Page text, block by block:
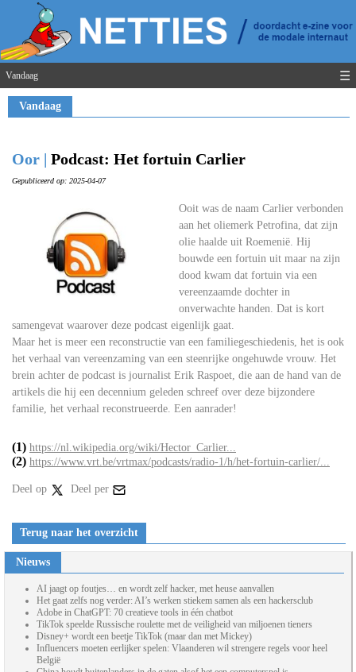
Vandaag ☰
Vandaag
Oor | Podcast: Het fortuin Carlier
Gepubliceerd op: 2025-04-07
Ooit was de naam Carlier verbonden
aan het oliemerk Petrofina, dat zijn
olie haalde uit Roemenië. Hij
bouwde een fortuin uit maar na zijn
dood kwam dat fortuin via een
vereenzaamde dochter in
onverwachte handen. Dat is kort
samengevat waarover deze podcast eigenlijk gaat.
Maar het is meer een reconstructie van een familiegeschiedenis, het is ook
het verhaal van vereenzaming van een steenrijke ongehuwde vrouw. Het
brein achter de podcast is journalist Erik Raspoet, die aan de hand van de
artikels die hij een decennium geleden schreef over deze bijzondere
familie, het verhaal reconstrueerde. Een aanrader!
(1) https://nl.wikipedia.org/wiki/Hector_Carlier...
(2) https://www.vrt.be/vrtmax/podcasts/radio-1/h/het-fortuin-carlier/...
Deel op Deel per
Terug naar het overzicht
Nieuws
AI jaagt op foutjes… en wordt zelf hacker, met heuse aanvallen
Het gaat zelfs nog verder: AI’s werken stiekem samen als een hackersclub
Adobe in ChatGPT: 70 creatieve tools in één chatbot
TikTok speelde Russische roulette met de veiligheid van miljoenen tieners
Disney+ wordt een beetje TikTok (maar dan met Mickey)
Influencers moeten eerlijker spelen: Vlaanderen wil strengere regels voor heel
België